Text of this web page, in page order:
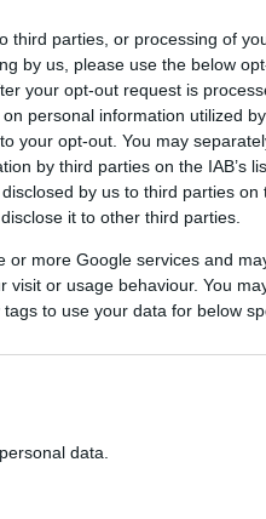
third parties, or processing of
by us, please use the below
your opt-out request is
personal information utilized
your opt-out. You may
by third parties on the IAB’s
by us to third parties on
it to other third parties.
or more Google services and
visit or usage behaviour. You
to use your data for below
data.
αναμένεται να
της ασφάλειας